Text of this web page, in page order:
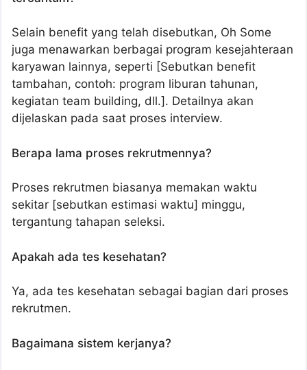
Selain benefit yang telah disebutkan, Oh Some
juga menawarkan berbagai program kesejahteraan
karyawan lainnya, seperti [Sebutkan benefit
tambahan, contoh: program liburan tahunan,
kegiatan team building, dll.]. Detailnya akan
dijelaskan pada saat proses interview.
Berapa lama proses rekrutmennya?
Proses rekrutmen biasanya memakan waktu
sekitar [sebutkan estimasi waktu] minggu,
tergantung tahapan seleksi.
Apakah ada tes kesehatan?
Ya, ada tes kesehatan sebagai bagian dari proses
rekrutmen.
Bagaimana sistem kerjanya?